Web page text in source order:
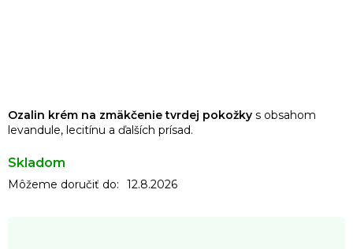
Ozalin krém na zmäkčenie tvrdej pokožky s obsahom
levandule, lecitínu a ďalších prísad.
Skladom
Môžeme doručiť do: 12.8.2026